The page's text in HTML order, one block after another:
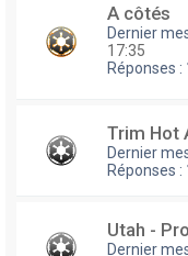
A côtés
Dernier
17:35
Réponses :
Trim Hot
Dernier
Réponses :
Utah -
Dernier